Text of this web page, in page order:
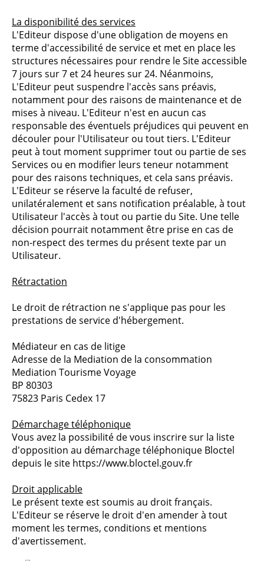
La disponibilité des services
L'Editeur dispose d'une obligation de moyens en
terme d'accessibilité de service et met en place les
structures nécessaires pour rendre le Site accessible
7 jours sur 7 et 24 heures sur 24. Néanmoins,
L'Editeur peut suspendre l'accès sans préavis,
notamment pour des raisons de maintenance et de
mises à niveau. L'Editeur n'est en aucun cas
responsable des éventuels préjudices qui peuvent en
découler pour l'Utilisateur ou tout tiers. L'Editeur
peut à tout moment supprimer tout ou partie de ses
Services ou en modifier leurs teneur notamment
pour des raisons techniques, et cela sans préavis.
L'Editeur se réserve la faculté de refuser,
unilatéralement et sans notification préalable, à tout
Utilisateur l'accès à tout ou partie du Site. Une telle
décision pourrait notamment être prise en cas de
non-respect des termes du présent texte par un
Utilisateur.
Rétractation
Le droit de rétraction ne s'applique pas pour les
prestations de service d'hébergement.
Médiateur en cas de litige
Adresse de la Mediation de la consommation
Mediation Tourisme Voyage
BP 80303
75823 Paris Cedex 17
Démarchage téléphonique
Vous avez la possibilité de vous inscrire sur la liste
d'opposition au démarchage téléphonique Bloctel
depuis le site https://www.bloctel.gouv.fr
Droit applicable
Le présent texte est soumis au droit français.
L'Editeur se réserve le droit d'en amender à tout
moment les termes, conditions et mentions
d'avertissement.